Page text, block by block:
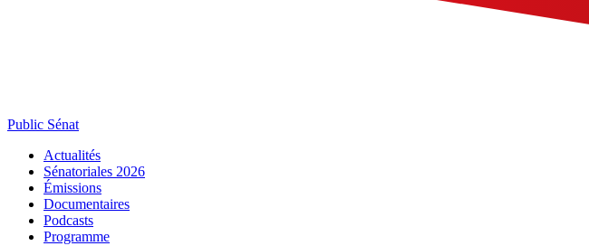
Public Sénat
Actualités
Sénatoriales 2026
Émissions
Documentaires
Podcasts
Programme